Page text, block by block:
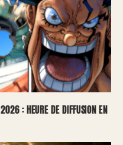
: HEURE DE DIFFUSION EN